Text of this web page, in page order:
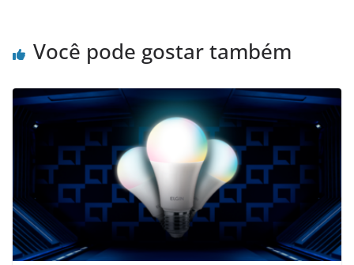
Você pode gostar também